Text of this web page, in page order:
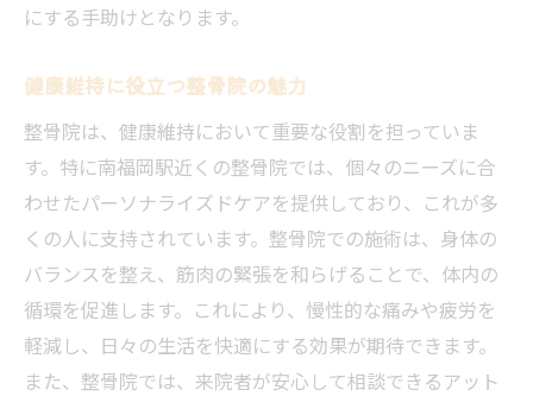
にする手助けとなります。
健康維持に役立つ整骨院の魅力
整骨院は、健康維持において重要な役割を担っていま
す。特に南福岡駅近くの整骨院では、個々のニーズに合
わせたパーソナライズドケアを提供しており、これが多
くの人に支持されています。整骨院での施術は、身体の
バランスを整え、筋肉の緊張を和らげることで、体内の
循環を促進します。これにより、慢性的な痛みや疲労を
軽減し、日々の生活を快適にする効果が期待できます。
また、整骨院では、来院者が安心して相談できるアット